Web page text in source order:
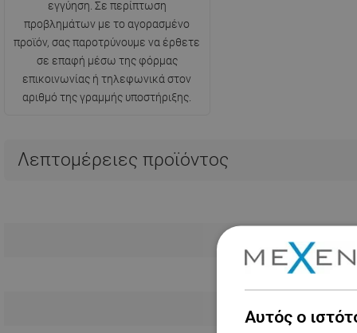
εγγύηση. Σε περίπτωση
προβλημάτων με το αγορασμένο
προϊόν, σας παροτρύνουμε να έρθετε
σε επαφή μέσω της φόρμας
επικοινωνίας ή τηλεφωνικά στον
αριθμό της γραμμής υποστήριξης.
Λεπτομέρειες προϊόντος
Αυτός ο